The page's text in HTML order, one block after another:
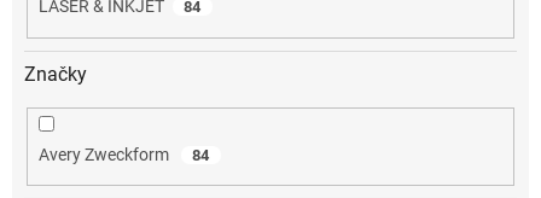
LASER & INKJET 84
Značky
Avery Zweckform 84